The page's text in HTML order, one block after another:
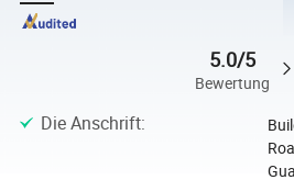
5.0/5
Bewertung
Die Anschrift: